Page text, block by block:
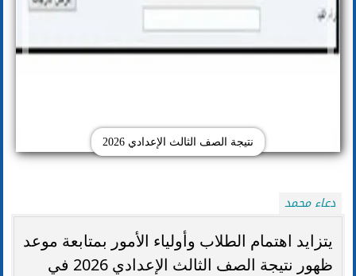
نتيجة الصف الثالث الإعدادي 2026
دعاء محمد
يتزايد اهتمام الطلاب وأولياء الأمور بمتابعة موعد
ظهور نتيجة الصف الثالث الإعدادي 2026 في